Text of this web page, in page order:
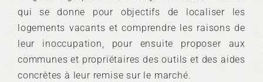
qui se donne pour objectifs de localiser les
logements vacants et comprendre les raisons de
leur inoccupation, pour ensuite proposer aux
communes et propriétaires des outils et des aides
concrètes à leur remise sur le marché.